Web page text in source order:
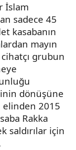
İslam
sadece 45
kasabanın
mayın
grubun
dönüşüne
2015
Rakka
saldırılar için